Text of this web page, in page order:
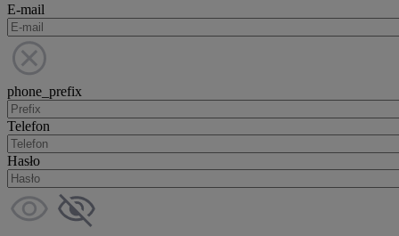
E-mail
phone_prefix
Telefon
Hasło